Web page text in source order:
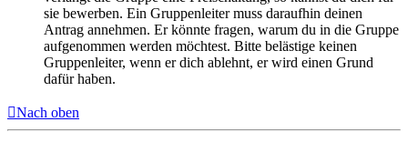
sie bewerben. Ein Gruppenleiter muss daraufhin deinen
Antrag annehmen. Er könnte fragen, warum du in die Gruppe
aufgenommen werden möchtest. Bitte belästige keinen
Gruppenleiter, wenn er dich ablehnt, er wird einen Grund
dafür haben.
Nach oben